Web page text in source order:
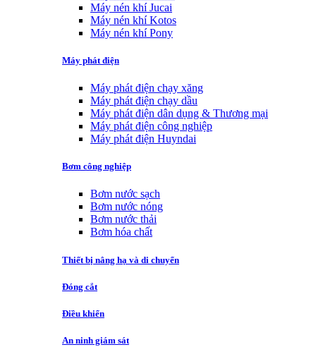
Máy nén khí Jucai
Máy nén khí Kotos
Máy nén khí Pony
Máy phát điện
Máy phát điện chạy xăng
Máy phát điện chạy dầu
Máy phát điện dân dụng & Thương mại
Máy phát điện công nghiệp
Máy phát điện Huyndai
Bơm công nghiệp
Bơm nước sạch
Bơm nước nóng
Bơm nước thải
Bơm hóa chất
Thiết bị nâng hạ và di chuyển
Đóng cắt
Điều khiển
An ninh giám sát